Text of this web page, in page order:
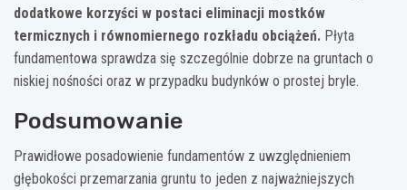
dodatkowe korzyści w postaci eliminacji mostków
termicznych i równomiernego rozkładu obciążeń. Płyta
fundamentowa sprawdza się szczególnie dobrze na gruntach o
niskiej nośności oraz w przypadku budynków o prostej bryle.
Podsumowanie
Prawidłowe posadowienie fundamentów z uwzględnieniem
głębokości przemarzania gruntu to jeden z najważniejszych